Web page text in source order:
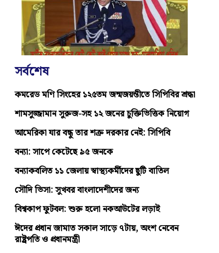
সর্বশেষ
কমরেড মণি সিংহের ১২৫তম জন্মজয়ন্তীতে সিপিবির শ্রদ্ধা
শামসুজ্জামান সুরুজ-সহ ১২ জনের চুক্তিভিত্তিক নিয়োগ
আমেরিকা যার বন্ধু তার শত্রু দরকার নেই: সিপিবি
বন্যা: সাপে কেটেছে ৯৫ জনকে
বন্যাকবলিত ১১ জেলায় স্বাস্থ্যকর্মীদের ছুটি বাতিল
সৌদি ভিসা: সুখবর বাংলাদেশীদের জন্য
বিশ্বকাপ ফুটবল: শুরু হলো নকআউটের লড়াই
ঈদের প্রধান জামাত সকাল সাড়ে ৭টায়, অংশ নেবেন
রাষ্ট্রপতি ও প্রধানমন্ত্রী